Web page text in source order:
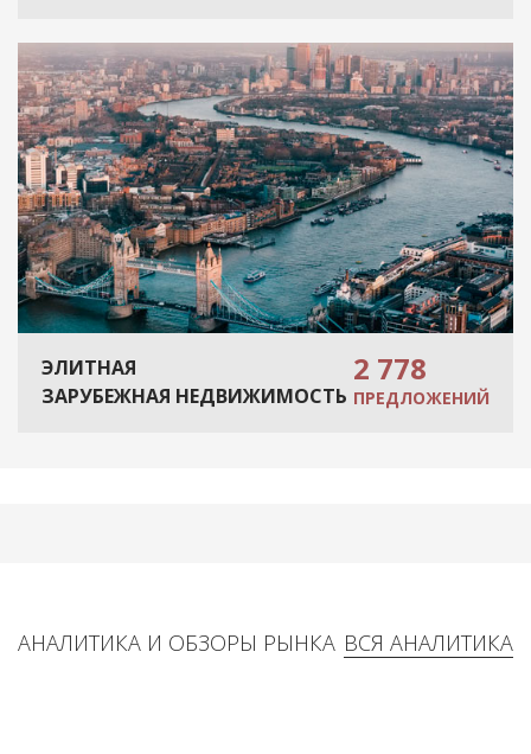
ЭЛИТНАЯ
ЗАРУБЕЖНАЯ НЕДВИЖИМОСТЬ
2 778
ПРЕДЛОЖЕНИЙ
ВСЯ АНАЛИТИКА
АНАЛИТИКА И ОБЗОРЫ РЫНКА